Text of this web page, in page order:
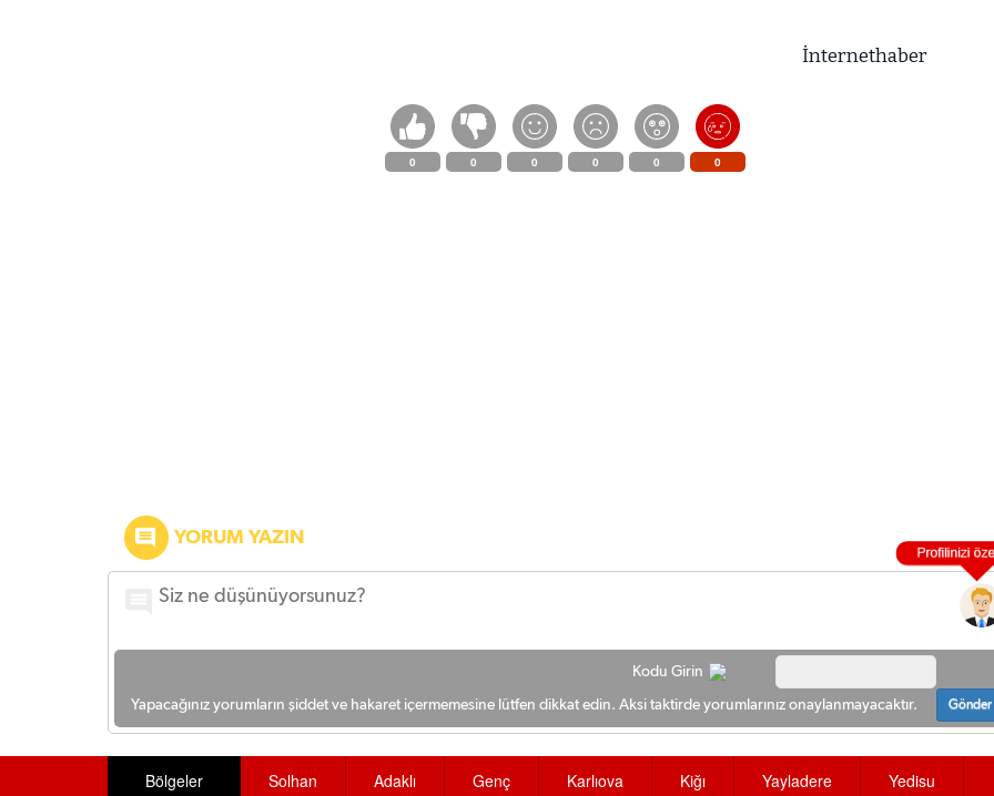
İnternethaber
0 0 0 0 0 0
YORUM YAZIN
Kodu Girin
Yapacağınız yorumların şiddet ve hakaret içermemesine lütfen dikkat edin. Aksi taktirde yorumlarınız onaylanmayacaktır. Gönder
Bölgeler Solhan Adaklı Genç Karlıova Kiğı Yayladere Yedisu